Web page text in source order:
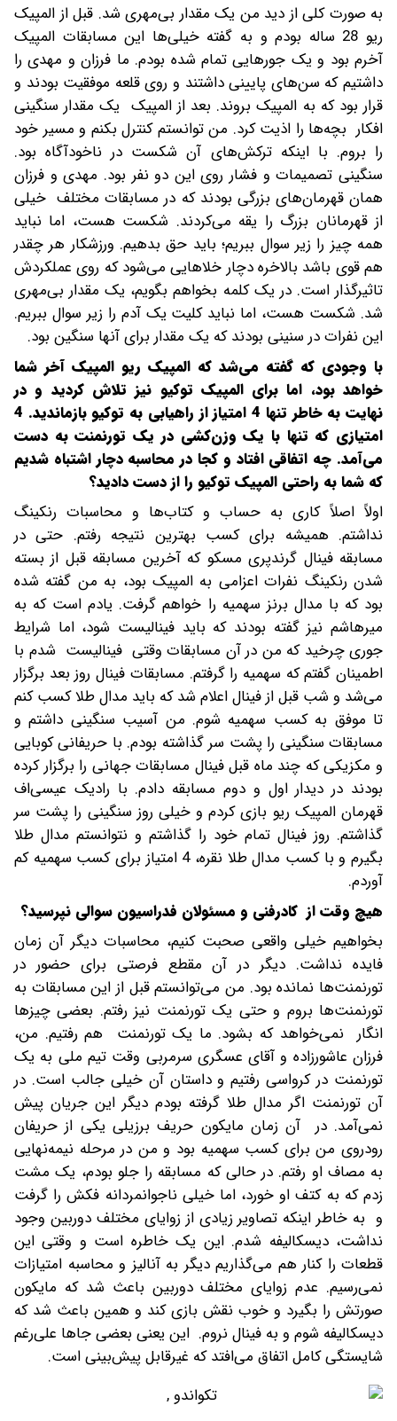
به صورت کلی از دید من یک مقدار بی‌مهری شد. قبل از المپیک
ریو 28 ساله بودم و به گفته خیلی‌ها این مسابقات المپیک
آخرم بود و یک جورهایی تمام شده بودم. ما فرزان و مهدی را
داشتیم که سن‌های پایینی داشتند و روی قلعه موفقیت بودند و
قرار بود که به المپیک بروند. بعد از المپیک یک مقدار سنگینی
افکار بچه‌ها را اذیت کرد. من توانستم کنترل بکنم و مسیر خود
را بروم. با اینکه ترکش‌های آن شکست در ناخودآگاه بود.
سنگینی تصمیمات و فشار روی این دو نفر بود. مهدی و فرزان
همان قهرمان‌های بزرگی بودند که در مسابقات مختلف خیلی
از قهرمانان بزرگ را یقه می‌کردند. شکست هست، اما نباید
همه چیز را زیر سوال ببریم؛ باید حق بدهیم. ورزشکار هر چقدر
هم قوی باشد بالاخره دچار خلاهایی می‌شود که روی عملکردش
تاثیرگذار است. در یک کلمه بخواهم بگویم، یک مقدار بی‌مهری
شد. شکست هست، اما نباید کلیت یک آدم را زیر سوال ببریم.
این نفرات در سنینی بودند که یک مقدار برای آنها سنگین بود.
با وجودی که گفته می‌شد که المپیک ریو المپیک آخر شما
خواهد بود، اما برای المپیک توکیو نیز تلاش کردید و در
نهایت به خاطر تنها 4 امتیاز از راهیابی به توکیو بازماندید. 4
امتیازی که تنها با یک وزن‌کشی در یک تورنمنت به دست
می‌آمد. چه اتفاقی افتاد و کجا در محاسبه دچار اشتباه شدیم
که شما به راحتی المپیک توکیو را از دست دادید؟
اولاً اصلاً کاری به حساب و کتاب‌ها و محاسبات رنکینگ
نداشتم. همیشه برای کسب بهترین نتیجه‌ رفتم. حتی در
مسابقه فینال گرندپری مسکو که آخرین مسابقه قبل از بسته
شدن رنکینگ نفرات اعزامی به المپیک بود، به من گفته شده
بود که با مدال برنز سهمیه را خواهم گرفت. یادم است که به
میرهاشم نیز گفته بودند که باید فینالیست شود، اما شرایط
جوری چرخید که من در آن مسابقات وقتی فینالیست شدم با
اطمینان گفتم که سهمیه را گرفتم. مسابقات فینال روز بعد برگزار
می‌شد و شب قبل از فینال اعلام شد که باید مدال طلا کسب کنم
تا موفق به کسب سهمیه شوم. من آسیب سنگینی داشتم و
مسابقات سنگینی را پشت سر گذاشته بودم. با حریفانی کوبایی
و مکزیکی که چند ماه قبل فینال مسابقات جهانی را برگزار کرده
بودند در دیدار اول و دوم مسابقه دادم. با رادیک عیسی‌اف
قهرمان المپیک ریو بازی کردم و خیلی روز سنگینی را پشت سر
گذاشتم. روز فینال تمام خود را گذاشتم و نتوانستم مدال طلا
بگیرم و با کسب مدال طلا نقره، 4 امتیاز برای کسب سهمیه کم
آوردم.
هیچ وقت از کادرفنی و مسئولان فدراسیون سوالی نپرسید؟
بخواهیم خیلی واقعی صحبت کنیم، محاسبات دیگر آن زمان
فایده نداشت. دیگر در آن مقطع فرصتی برای حضور در
تورنمنت‌ها نمانده بود. من می‌توانستم قبل از این مسابقات به
تورنمنت‌ها بروم و حتی یک تورنمنت نیز رفتم. بعضی چیزها
انگار نمی‌خواهد که بشود. ما یک تورنمنت هم رفتیم. من،
فرزان عاشورزاده و آقای عسگری سرمربی وقت تیم ملی به یک
تورنمنت در کرواسی رفتیم و داستان آن خیلی جالب است. در
آن تورنمنت اگر مدال طلا گرفته بودم دیگر این جریان پیش
نمی‌آمد. در آن زمان مایکون حریف برزیلی یکی از حریفان
رودروی من برای کسب سهمیه بود و من در مرحله نیمه‌نهایی
به مصاف او رفتم. در حالی که مسابقه را جلو بودم، یک مشت
زدم که به کتف او خورد، اما خیلی ناجوانمردانه فکش را گرفت
و به خاطر اینکه تصاویر زیادی از زوایای مختلف دوربین وجود
نداشت، دیسکالیفه شدم. این یک خاطره است و وقتی این
قطعات را کنار هم می‌گذاریم دیگر به آنالیز و محاسبه امتیازات
نمی‌رسیم. عدم زوایای مختلف دوربین باعث شد که مایکون
صورتش را بگیرد و خوب نقش بازی کند و همین باعث شد که
دیسکالیفه شوم و به فینال نروم. این یعنی بعضی جاها علی‌رغم
شایستگی کامل اتفاق می‌افتد که غیرقابل پیش‌بینی است.